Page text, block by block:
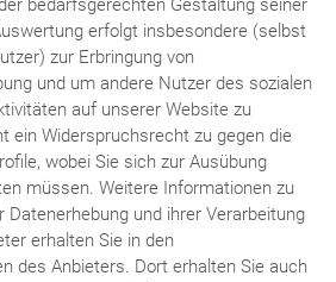
erfolgt insbesondere (selbst
zur Erbringung von
und um andere Nutzer des sozialen
auf unserer Website zu
ein Widerspruchsrecht zu gegen die
wobei Sie sich zur Ausübung
müssen. Weitere Informationen zu
Datenerhebung und ihrer Verarbeitung
erhalten Sie in den
des Anbieters. Dort erhalten Sie auch